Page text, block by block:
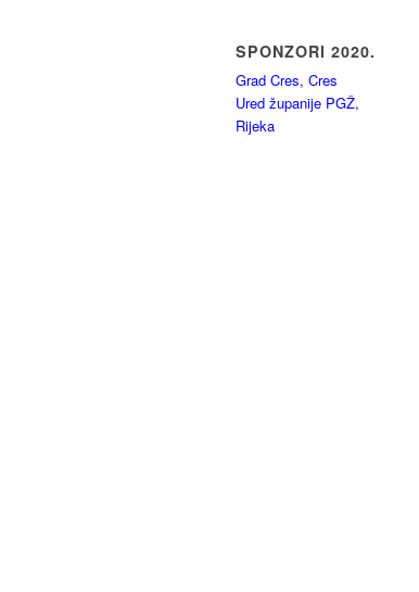
SPONZORI 2020.
Grad Cres, Cres
Ured županije PGŽ,
Rijeka